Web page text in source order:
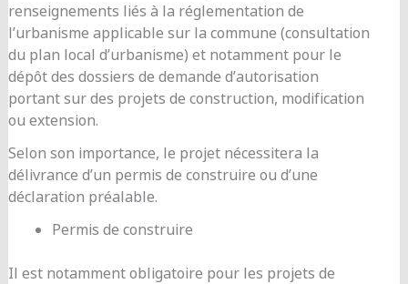
renseignements liés à la réglementation de
l’urbanisme applicable sur la commune (consultation
du plan local d’urbanisme) et notamment pour le
dépôt des dossiers de demande d’autorisation
portant sur des projets de construction, modification
ou extension.
Selon son importance, le projet nécessitera la
délivrance d’un permis de construire ou d’une
déclaration préalable.
Permis de construire
Il est notamment obligatoire pour les projets de